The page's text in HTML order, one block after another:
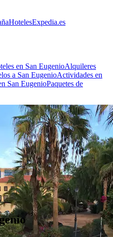
HotelesExpedia.es
en San EugenioAlquileres
a San EugenioActividades en
San EugenioPaquetes de